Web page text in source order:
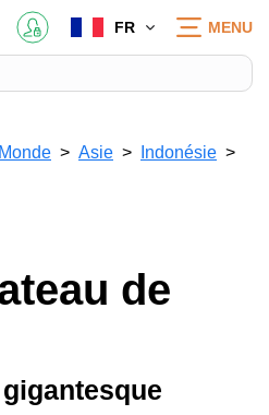
FR MENU
Monde Asie
Indonésie
de